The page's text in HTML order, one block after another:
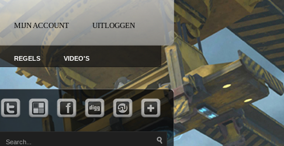
MIJN ACCOUNT UITLOGGEN
REGELS VIDEO'S